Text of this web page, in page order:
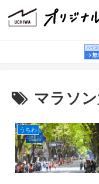
マラソ
うちわ